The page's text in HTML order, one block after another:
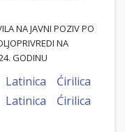
NA JAVNI POZIV PO
NA
GODINU
Latinica
Ćirilica
Latinica Ćirilica